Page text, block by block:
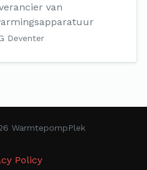
van
Deventer
WarmtepompPlek
Policy